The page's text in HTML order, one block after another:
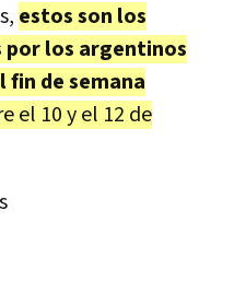
estos son los
por los argentinos
fin de semana
el 10 y el 12 de